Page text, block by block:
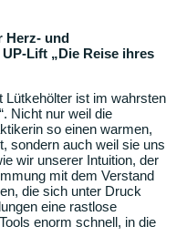
Herz- und
Lift „Die Reise ihres
Lütkehölter ist im wahrsten
Nicht nur weil die
so einen warmen,
sondern auch weil sie uns
wir unserer Intuition, der
mit dem Verstand
die sich unter Druck
eine rastlose
enorm schnell, in die